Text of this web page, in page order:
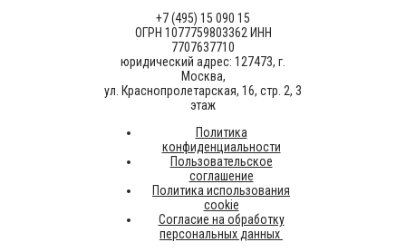
+7 (495) 15 090 15
ОГРН 1077759803362 ИНН
7707637710
юридический адрес: 127473, г.
Москва,
ул. Краснопролетарская, 16, стр. 2, 3
этаж
Политика
конфиденциальности
Пользовательское
соглашение
Политика использования
cookie
Согласие на обработку
персональных данных